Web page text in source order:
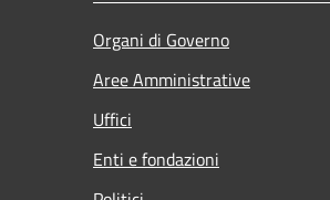
Organi di Governo
Aree Amministrative
Uffici
Enti e fondazioni